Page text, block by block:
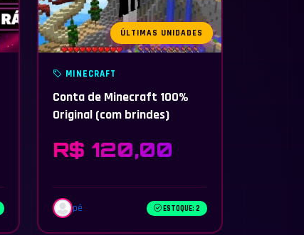
ÚLTIMAS UNIDADES
MINECRAFT
Conta de Minecraft 100%
Original (com brindes)
R$ 120,00
pê ESTOQUE: 2